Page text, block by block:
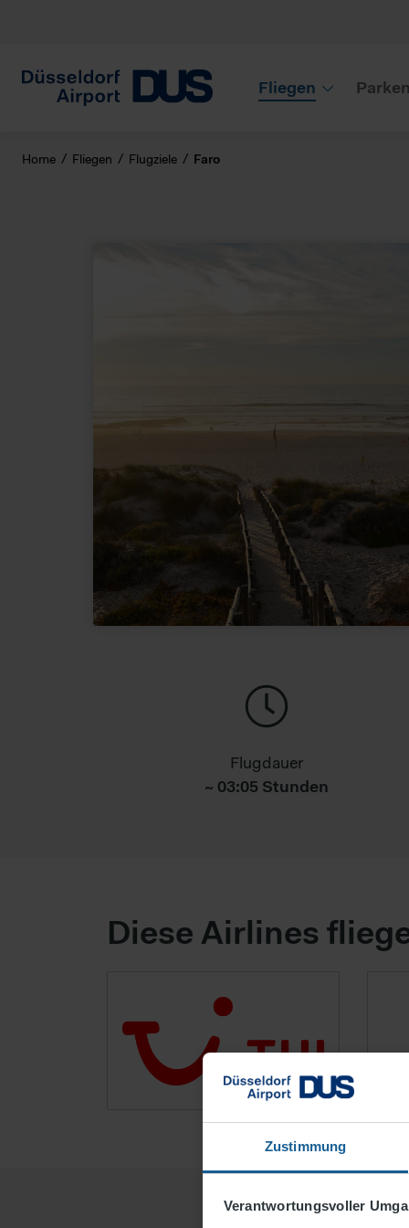
Zustimmung
Verantwortungsvoller
Fliegen Parken
Home Fliegen Flugziele Faro
Flugdauer
~ 03:05 Stunden
Diese Airlines